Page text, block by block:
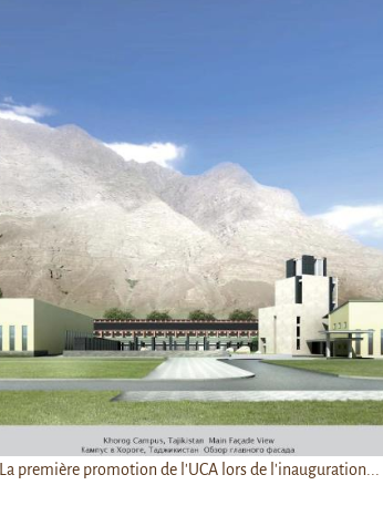
La première promotion de l'UCA lors de l'inauguration...